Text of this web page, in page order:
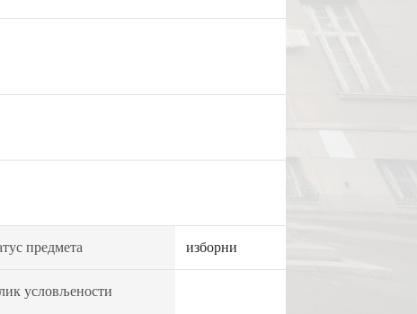
предмета изборни
условљености